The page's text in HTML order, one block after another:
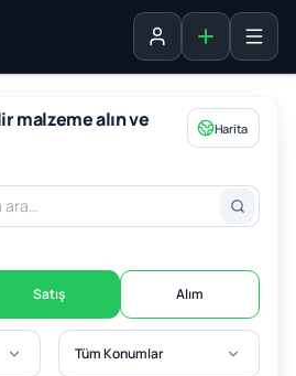
Oturum açListe ekle
malzeme alın ve
Harita
Satış Alım
Tüm Konumlar